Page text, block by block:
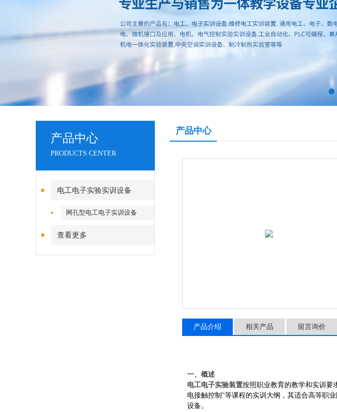
产品中心
PRODUCTS CENTER
电工电子实验实训设备
网孔型电工电子实训设备
查看更多
产品中心
产品介绍 相关产品 留言询价
一、概述
电工电子实验装置按照职业教育的教学和实训要
电接触控制"等课程的实训大纲，其适合高等职
设备。